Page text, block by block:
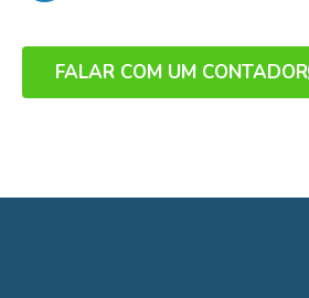
FALAR COM UM CONTADOR